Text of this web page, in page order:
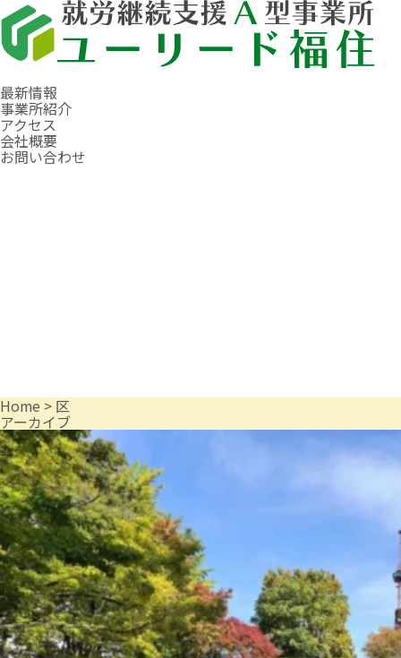
最新情報
事業所紹介
アクセス
会社概要
お問い合わせ
Home > 区
アーカイブ